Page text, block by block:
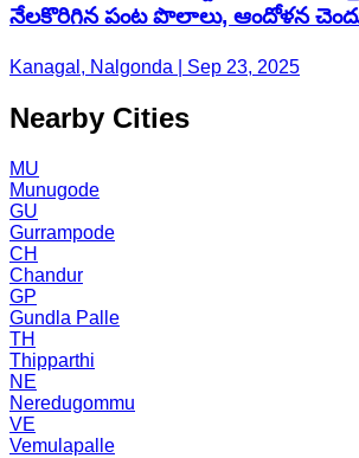
నేలకొరిగిన పంట పొలాలు, ఆందోళన
Kanagal, Nalgonda | Sep 23, 2025
Nearby Cities
MU
Munugode
GU
Gurrampode
CH
Chandur
GP
Gundla Palle
TH
Thipparthi
NE
Neredugommu
VE
Vemulapalle